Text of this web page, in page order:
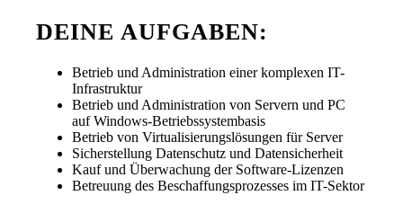
DEINE AUFGABEN:
Betrieb und Administration einer komplexen IT-
Infrastruktur
Betrieb und Administration von Servern und PC
auf Windows-Betriebssystembasis
Betrieb von Virtualisierungslösungen für Server
Sicherstellung Datenschutz und Datensicherheit
Kauf und Überwachung der Software-Lizenzen
Betreuung des Beschaffungsprozesses im IT-Sektor